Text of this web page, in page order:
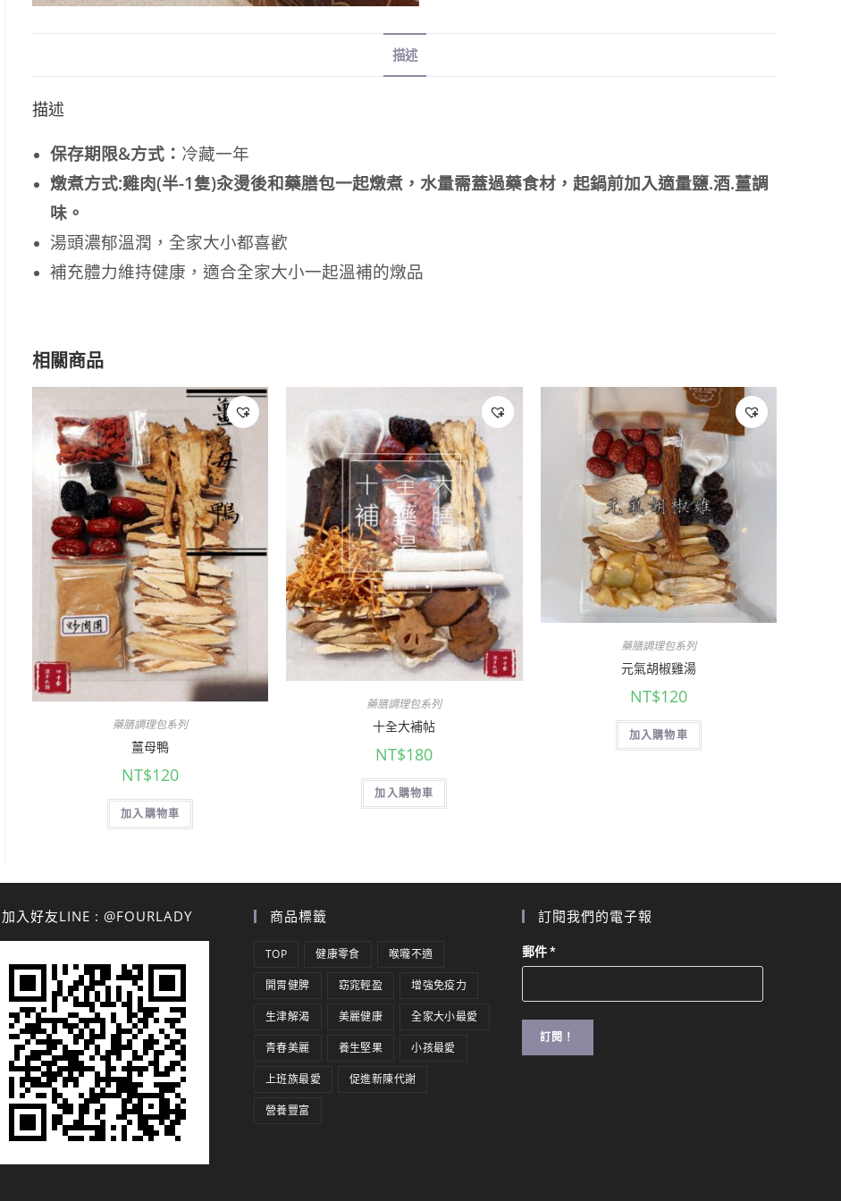
描述
描述
保存期限&方式： 冷藏一年
燉煮方式:雞肉(半-1隻)汆燙後和藥膳包一起燉煮，水量需蓋過藥食材，起鍋前加入適量鹽.酒.薑調
味。
湯頭濃郁溫潤，全家大小都喜歡
補充體力維持健康，適合全家大小一起溫補的燉品
相關商品
藥膳調理包系列
薑母鴨
NT$120
加入購物車
藥膳調理包系列
十全大補帖
NT$180
加入購物車
藥膳調理包系列
元氣胡椒雞湯
NT$120
加入購物車
加入好友LINE : @FOURLADY 商品標籤
TOP 健康零食 喉嚨不適
開胃健脾 窈窕輕盈 增強免疫力
生津解渴 美麗健康 全家大小最愛
青春美麗 養生堅果 小孩最愛
上班族最愛 促進新陳代謝
營養豐富
訂閱我們的電子報
郵件*